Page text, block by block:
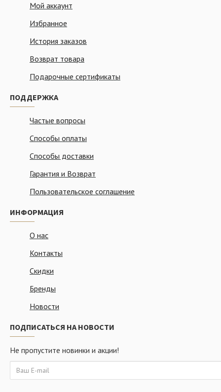
Мой аккаунт
Избранное
История заказов
Возврат товара
Подарочные сертификаты
ПОДДЕРЖКА
Частые вопросы
Способы оплаты
Способы доставки
Гарантия и Возврат
Пользовательское соглашение
ИНФОРМАЦИЯ
О нас
Контакты
Скидки
Бренды
Новости
ПОДПИСАТЬСЯ НА НОВОСТИ
Не пропустите новинки и акции!